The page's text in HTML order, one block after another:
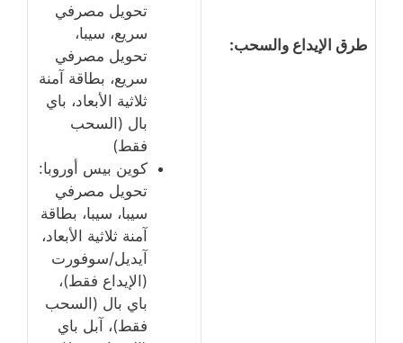
طرق الإيداع والسحب:
تحويل مصرفي
سريع، سيبا،
تحويل مصرفي
سريع، بطاقة آمنة
ثلاثية الأبعاد، باي
بال (السحب
فقط)
كوين بيس أوروبا:
تحويل مصرفي
سيبا، سيبا، بطاقة
آمنة ثلاثية الأبعاد،
آيديل/سوفورت
(الإيداع فقط)،
باي بال (السحب
فقط)، آبل باي